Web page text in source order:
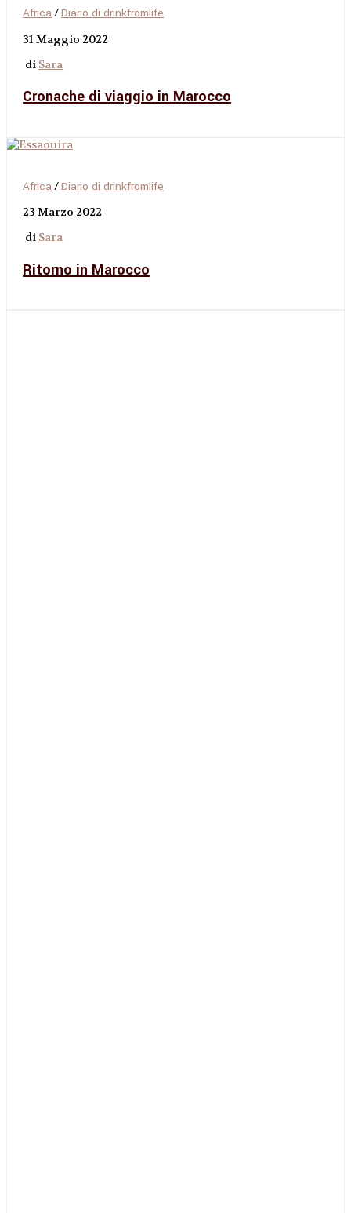
Africa /Diario di drinkfromlife
31 Maggio 2022
di Sara
Cronache di viaggio in Marocco
Africa /Diario di drinkfromlife
23 Marzo 2022
di Sara
Ritorno in Marocco